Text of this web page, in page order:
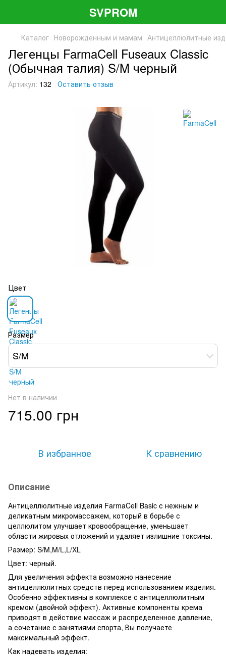
SVPROM
Каталог Новорожденным и мамам Антицеллюлитные
Легенцы FarmaCell Fuseaux Classic
(Обычная талия) S/M черный
Артикул: 132 Оставить отзыв
Цвет
Размер
S/M
Нет в наличии
715.00 грн
В избранное К сравнению
Описание
Антицеллюлитные изделия FarmaCell Basic с нежным и
деликатным микромассажем, который в борьбе с
целлюлитом улучшает кровообращение, уменьшает
области жировых отложений и удаляет излишние токсины.
Размер: S/M,M/L,L/XL
Цвет: черный.
Для увеличения эффекта возможно нанесение
антицеллюлитных средств перед использованием изделия.
Особенно эффективны в комплексе с антицеллюлитным
кремом (двойной эффект). Активные компоненты крема
приводят в действие массаж и распределенное давление,
а сочетание с занятиями спорта, Вы получаете
максимальный эффект.
Как надевать изделия: